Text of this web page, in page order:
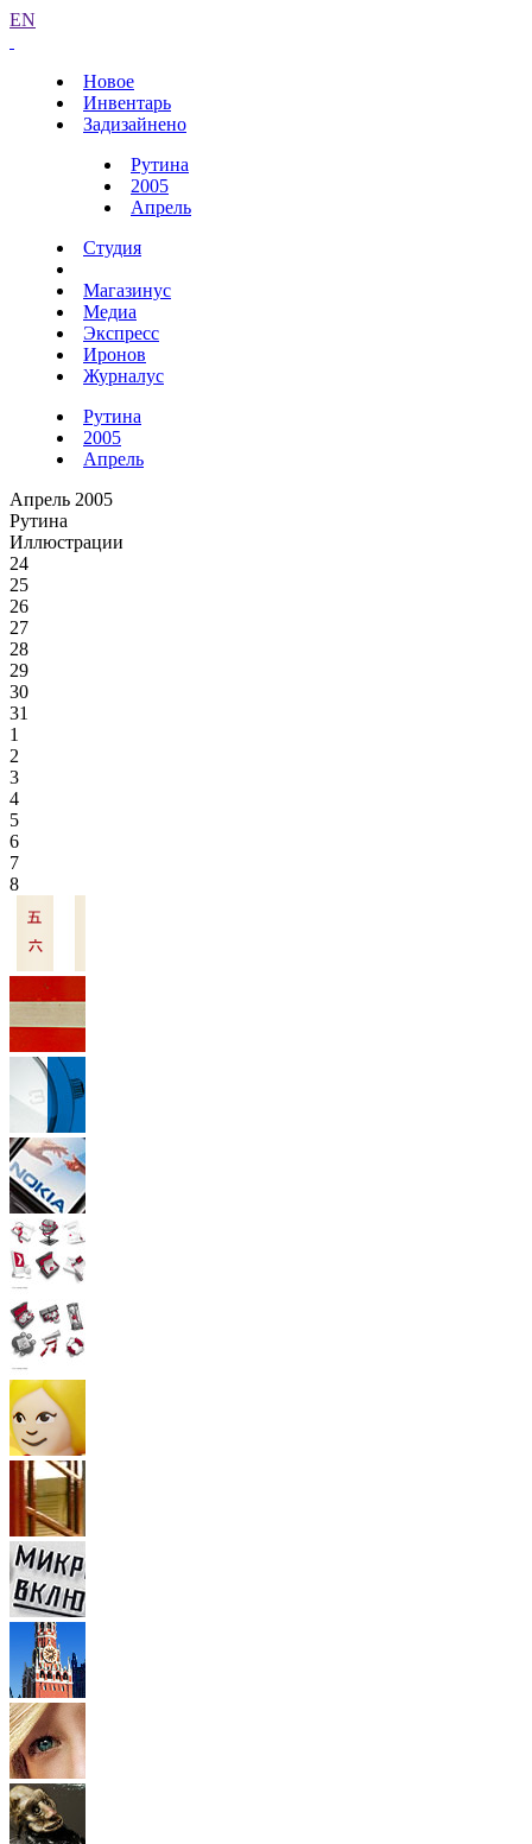
EN
Новое
Инвентарь
Задизайнено
Рутина
2005
Апрель
Студия
Магазинус
Медиа
Экспресс
Иронов
Журналус
Рутина
2005
Апрель
Апрель 2005
Рутина
Иллюстрации
24
25
26
27
28
29
30
31
1
2
3
4
5
6
7
8